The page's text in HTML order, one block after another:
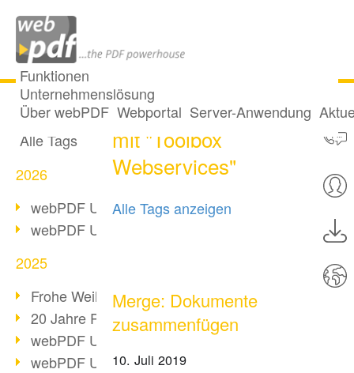
Funktionen
Unternehmenslösung
Über webPDF Webportal Server-Anwendung
Alle Beiträge
Alle Tags
2026
webPDF Update 10.0.5
webPDF Update 10.0.4
2025
Frohe Weihnachten & Auszeit
20 Jahre PDF/A
webPDF Update 10.0.3
webPDF Update 10.0.2
19 Posts getaggt
mit "Toolbox
Webservices"
Alle Tags anzeigen
Merge: Dokumente
zusammenfügen
10. Juli 2019